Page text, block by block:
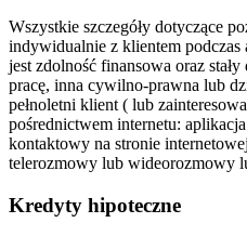
Wszystkie szczegóły dotyczące
indywidualnie z klientem
jest zdolność finansowa oraz
pracę, inna cywilno-prawna lub
pełnoletni klient ( lub
pośrednictwem internetu:
kontaktowy na stronie
telerozmowy lub wideorozmowy
Kredyty hipoteczne